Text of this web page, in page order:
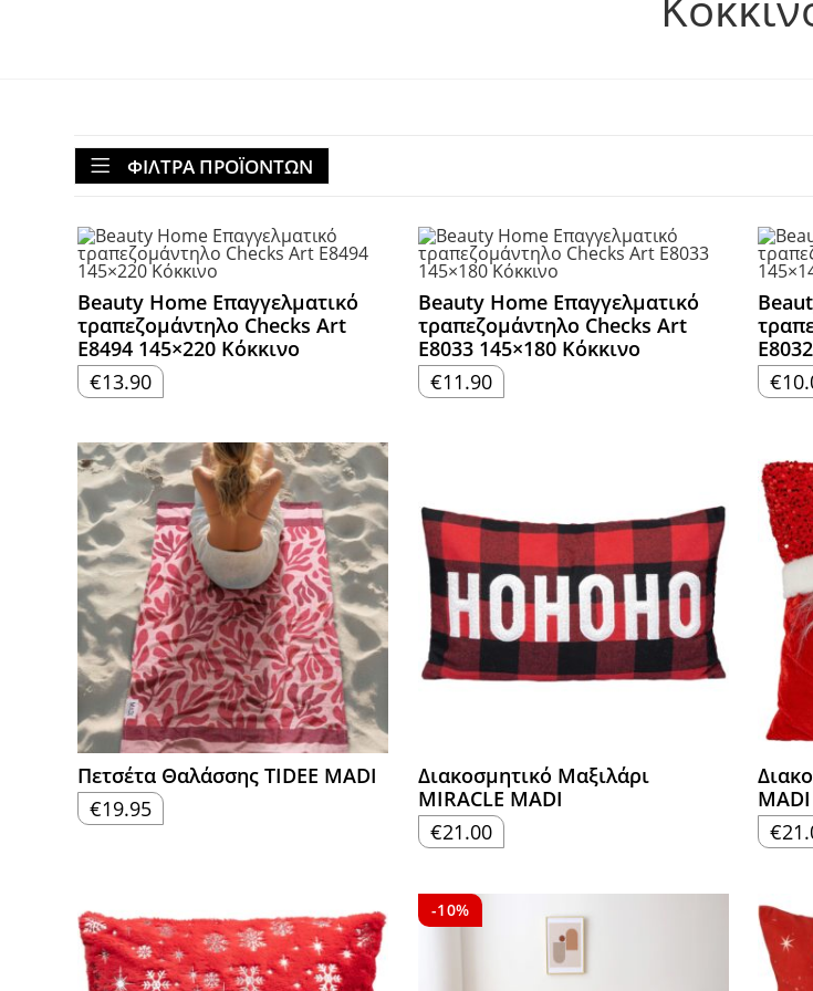
ΦΙΛΤΡΑ ΠΡΟΪΟΝΤΩΝ
Beauty Home Επαγγελματικό
τραπεζομάντηλο Checks Art
Ε8494 145×220 Κόκκινο
€13.90
Beauty Home Επαγγελματικό
τραπεζομάντηλο Checks Art
Ε8033 145×180 Κόκκινο
€11.90
€
Πετσέτα Θαλάσσης TIDEE MADI
€19.95
Διακοσμητικό Μαξιλάρι
MIRACLE MADI
€21.00
MADI
€
-10%